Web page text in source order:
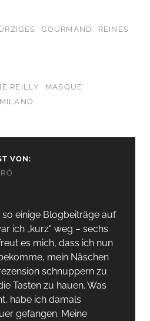
GOURMAND
REINES
REILLY
MASQUE
VON:
so einige Blogbeiträge auf
ich „kurz“ weg – sechs
es mich, dass ich nun
mein Näschen
schnuppern zu
Tasten zu hauen. Was
habe ich damals
gefangen. Meine